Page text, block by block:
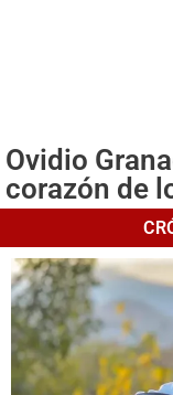
Ovidio
corazón de